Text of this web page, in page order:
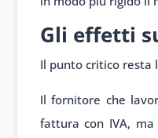
Gli effetti
Il punto critico resta
Il fornitore che
fattura con IVA, ma